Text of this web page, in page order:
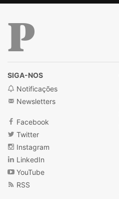
SIGA-NOS
Notificações
Newsletters
Facebook
Twitter
Instagram
LinkedIn
YouTube
RSS